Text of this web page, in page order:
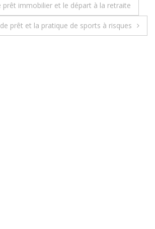
prêt immobilier et le départ à la retraite
de prêt et la pratique de sports à risques